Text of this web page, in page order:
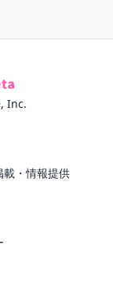
Inc.
載・情報提供